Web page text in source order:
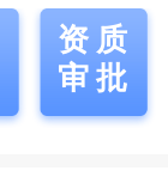
资质
审批